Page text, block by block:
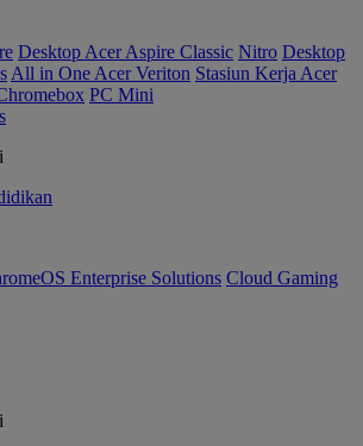
Desktop Acer Aspire Classic Nitro Desktop
All in One Acer Veriton Stasiun Kerja Acer
PC Mini
Enterprise Solutions Cloud Gaming